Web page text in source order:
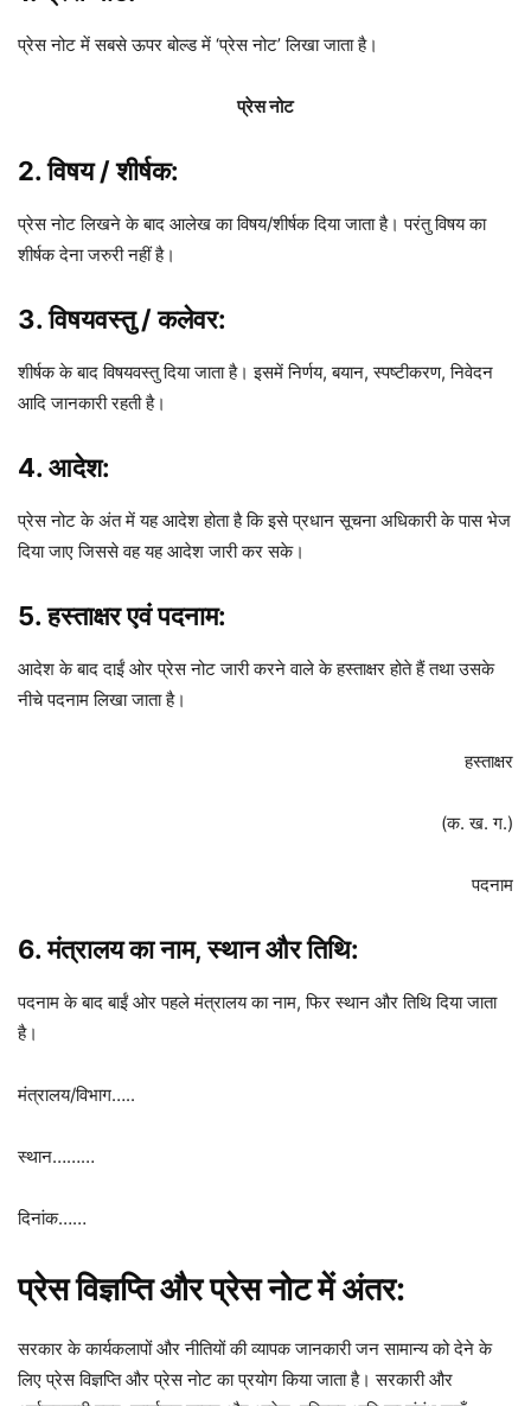
प्रेस नोट में सबसे ऊपर बोल्ड में ‘प्रेस नोट’ लिखा जाता है।
प्रेस नोट
2. विषय / शीर्षक:
प्रेस नोट लिखने के बाद आलेख का विषय/शीर्षक दिया जाता है। परंतु विषय का
शीर्षक देना जरुरी नहीं है।
3. विषयवस्तु / कलेवर:
शीर्षक के बाद विषयवस्तु दिया जाता है। इसमें निर्णय, बयान, स्पष्टीकरण, निवेदन
आदि जानकारी रहती है।
4. आदेश:
प्रेस नोट के अंत में यह आदेश होता है कि इसे प्रधान सूचना अधिकारी के पास भेज
दिया जाए जिससे वह यह आदेश जारी कर सके।
5.हस्ताक्षर एवं पदनाम:
आदेश के बाद दाईं ओर प्रेस नोट जारी करने वाले के हस्ताक्षर होते हैं तथा उसके
नीचे पदनाम लिखा जाता है।
हस्ताक्षर
(क. ख. ग.)
पदनाम
6.मंत्रालय का नाम,स्थान और तिथि:
पदनाम के बाद बाईं ओर पहले मंत्रालय का नाम, फिर स्थान और तिथि दिया जाता
है।
मंत्रालय/विभाग…..
स्थान………
दिनांक……
प्रेस विज्ञप्ति और प्रेस नोट में अंतर:
सरकार के कार्यकलापों और नीतियों की व्यापक जानकारी जन सामान्य को देने के
लिए प्रेस विज्ञप्ति और प्रेस नोट का प्रयोग किया जाता है। सरकारी और